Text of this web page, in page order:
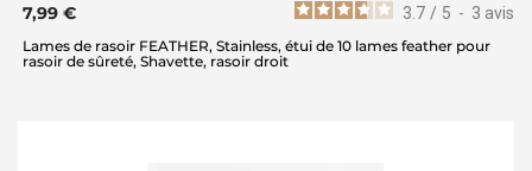
3.7 / 5 - 3 avis
7,99 €
Lames de rasoir FEATHER, Stainless, étui de 10 lames feather pour
rasoir de sûreté, Shavette, rasoir droit